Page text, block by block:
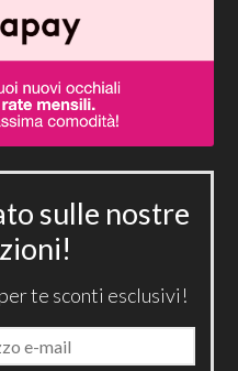
sulle nostre
te sconti esclusivi!